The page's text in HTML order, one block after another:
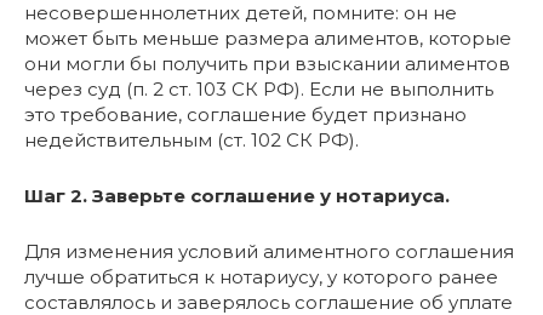
несовершеннолетних детей, помните: он не
может быть меньше размера алиментов, которые
они могли бы получить при взыскании алиментов
через суд (п. 2 ст. 103 СК РФ). Если не выполнить
это требование, соглашение будет признано
недействительным (ст. 102 СК РФ).
Шаг 2. Заверьте соглашение у нотариуса.
Для изменения условий алиментного соглашения
лучше обратиться к нотариусу, у которого ранее
составлялось и заверялось соглашение об уплате